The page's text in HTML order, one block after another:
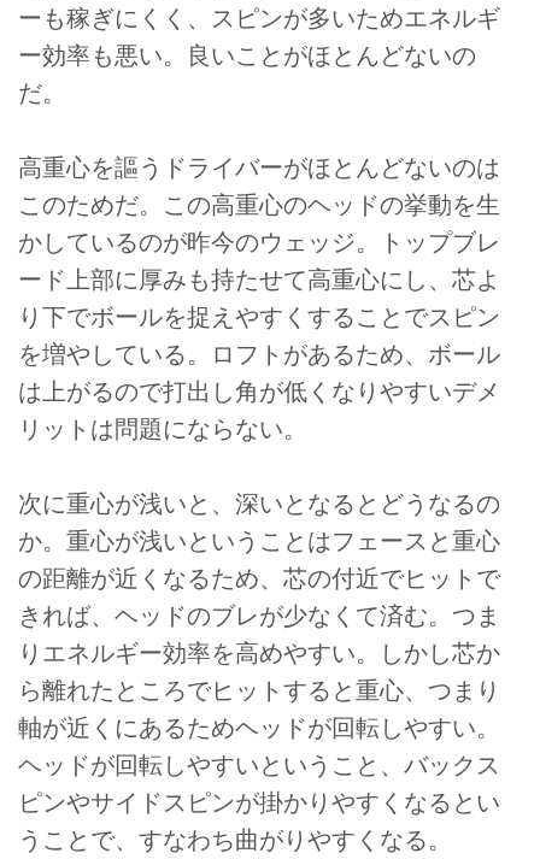
ーも稼ぎにくく、スピンが多いためエネルギ
ー効率も悪い。良いことがほとんどないの
だ。
高重心を謳うドライバーがほとんどないのは
このためだ。この高重心のヘッドの挙動を生
かしているのが昨今のウェッジ。トップブレ
ード上部に厚みも持たせて高重心にし、芯よ
り下でボールを捉えやすくすることでスピン
を増やしている。ロフトがあるため、ボール
は上がるので打出し角が低くなりやすいデメ
リットは問題にならない。
次に重心が浅いと、深いとなるとどうなるの
か。重心が浅いということはフェースと重心
の距離が近くなるため、芯の付近でヒットで
きれば、ヘッドのブレが少なくて済む。つま
りエネルギー効率を高めやすい。しかし芯か
ら離れたところでヒットすると重心、つまり
軸が近くにあるためヘッドが回転しやすい。
ヘッドが回転しやすいということ、バックス
ピンやサイドスピンが掛かりやすくなるとい
うことで、すなわち曲がりやすくなる。